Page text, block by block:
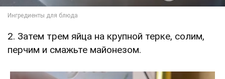
2. Затем трем яйца на крупной терке, солим,
перчим и смажьте майонезом.